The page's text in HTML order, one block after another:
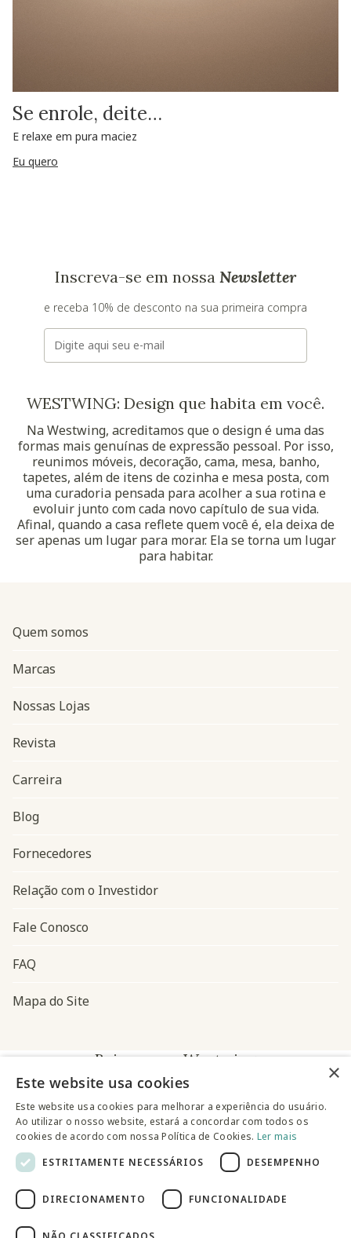
Se enrole, deite…
E relaxe em pura maciez
Eu quero
Inscreva-se em nossa Newsletter
e receba 10% de desconto na sua primeira compra
E-mail
WESTWING: Design que habita em você.
Na Westwing, acreditamos que o design é uma das
formas mais genuínas de expressão pessoal. Por isso,
reunimos móveis, decoração, cama, mesa, banho,
tapetes, além de itens de cozinha e mesa posta, com
uma curadoria pensada para acolher a sua rotina e
evoluir junto com cada novo capítulo de sua vida.
Afinal, quando a casa reflete quem você é, ela deixa de
ser apenas um lugar para morar. Ela se torna um lugar
para habitar.
Navegação do rodapé
Quem somos
Marcas
Nossas Lojas
Revista
Carreira
Blog
Fornecedores
Relação com o Investidor
Fale Conosco
FAQ
Mapa do Site
Baixe o app Westwing
@westwingbr
Somos uma empresa certificada
×
Este website usa cookies
Este website usa cookies para melhorar a experiência do usuário.
Ao utilizar o nosso website, estará a concordar com todos os
cookies de acordo com nossa Política de Cookies. Ler mais
ESTRITAMENTE NECESSÁRIOS
DESEMPENHO
DIRECIONAMENTO FUNCIONALIDADE